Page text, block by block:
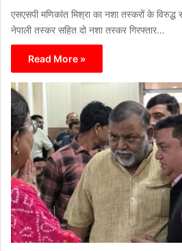
एसएसपी मणिकांत मिश्रा का नशा तस्करों के विरुद्ध
नेपाली तस्कर सहित दो नशा तस्कर गिरफ्तार…
Read More »